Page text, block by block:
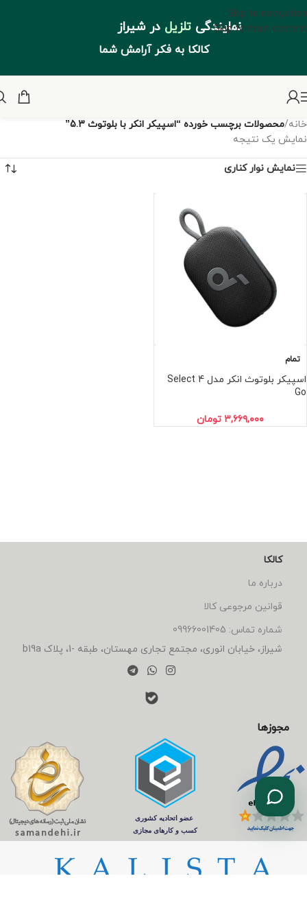
Skip to navigation
Skip to main content
نمایندگی تلزیل در شیراز
کالکا به فکر آرامش شما
خانه/محصولات برچسب خورده “اسپیکر انکر با بلوتوث 5.3”
نمایش یک نتیجه
نمایش نوار کناری
تمام
اسپیکر بلوتوث انکر مدل Select 4
Go
۳,۶۶۹,۰۰۰ تومان
کالکا
درباره ما
قوانین مرجوعی کالا
شماره تماس: 09966001405
شیراز، خیابان انوری، مجتمع تجاری مهستان، طبقه -1، پلاک b19a
مجوزها